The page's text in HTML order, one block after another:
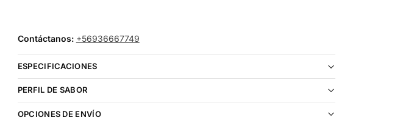
Contáctanos: +56936667749
ESPECIFICACIONES
PERFIL DE SABOR
OPCIONES DE ENVÍO